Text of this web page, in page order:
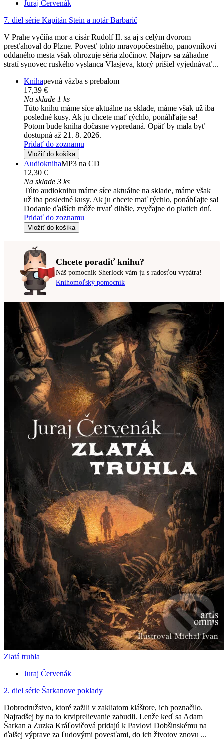
Juraj Červenák
7. diel série Kapitán Stein a notár Barbarič
V Prahe vyčíňa mor a cisár Rudolf II. sa aj s celým dvorom
presťahoval do Plzne. Povesť tohto mravopočestného, panovníkovi
oddaného mesta však ohrozuje séria zločinov. Najprv sa záhadne
stratí synovec ruského vyslanca Vlasjeva, ktorý prišiel vyjednávať...
Knihapevná väzba s prebalom
17,39 €
Na sklade 1 ks
Túto knihu máme síce aktuálne na sklade, máme však už iba
posledné kusy. Ak ju chcete mať rýchlo, ponáhľajte sa!
Potom bude kniha dočasne vypredaná. Opäť by mala byť
dostupná až 21. 8. 2026.
Pridať do zoznamu
Vložiť do košíka
AudioknihaMP3 na CD
12,30 €
Na sklade 3 ks
Túto audioknihu máme síce aktuálne na sklade, máme však
už iba posledné kusy. Ak ju chcete mať rýchlo, ponáhľajte sa!
Dodanie ďalších môže trvať dlhšie, zvyčajne do piatich dní.
Pridať do zoznamu
Vložiť do košíka
Chcete poradiť knihu?
Náš pomocník Sherlock vám ju s radosťou vypátra!
Knihomoľský pomocník
Zlatá truhla
Juraj Červenák
2. diel série Šarkanove poklady
Dobrodružstvo, ktoré zažili v zakliatom kláštore, ich poznačilo.
Najradšej by na to krviprelievanie zabudli. Lenže keď sa Adam
Šarkan a Zuzka Kráľovičová pridajú k Pavlovi Dobšinskému na
ďalšej výprave za ľudovými povesťami, do ich životov znovu ...